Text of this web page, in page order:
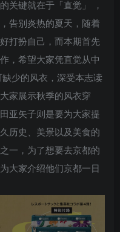
关键就在于「直觉」 ，
告别炎热的夏天，随着
打扮自己，而本期首先
，希望大家凭直觉从中
少的风衣，深受本志读
家展示秋季的风衣穿
亚矢子则是要为大家提
历史、美景以及美食的
一，为了想要去京都的
大家介绍他们京都一日